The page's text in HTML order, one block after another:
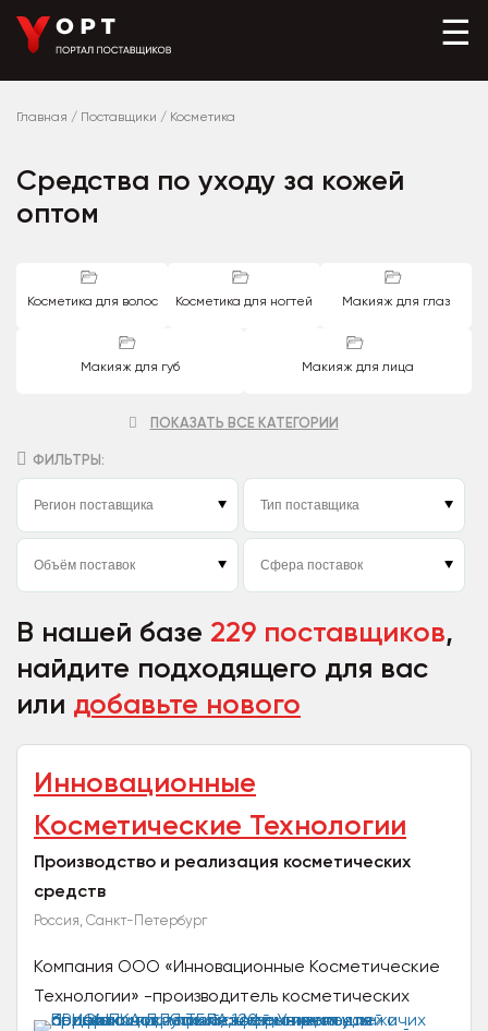
☰
Главная / Поставщики / Косметика
Средства по уходу за кожей
оптом
Косметика для волос Косметика для ногтей Макияж для глаз
Макияж для губ Макияж для лица
ПОКАЗАТЬ ВСЕ КАТЕГОРИИ
ФИЛЬТРЫ:
В нашей базе 229 поставщиков,
найдите подходящего для вас
или добавьте нового
Инновационные
Косметические Технологии
Производство и реализация косметических
средств
Россия, Санкт-Петербург
Компания ООО «Инновационные Косметические
Технологии» -производитель косметических
средств для применения в области подологии и